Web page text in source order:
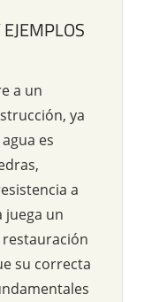
a un
ya
es
a
juega un
restauración
su correcta